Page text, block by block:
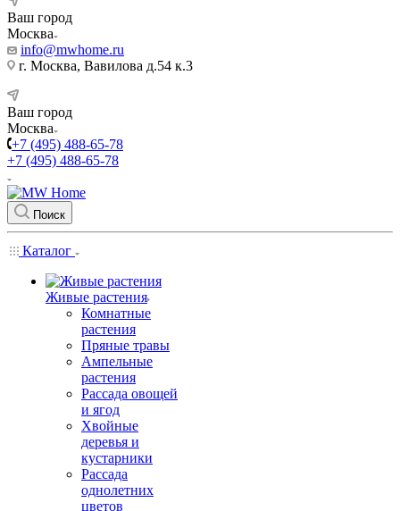
Ваш город
Москва
info@mwhome.ru
г. Москва, Вавилова д.54 к.3
Ваш город
Москва
+7 (495) 488-65-78
+7 (495) 488-65-78
Поиск
Каталог
Живые растения
Комнатные
растения
Пряные травы
Ампельные
растения
Рассада овощей
и ягод
Хвойные
деревья и
кустарники
Рассада
однолетних
цветов